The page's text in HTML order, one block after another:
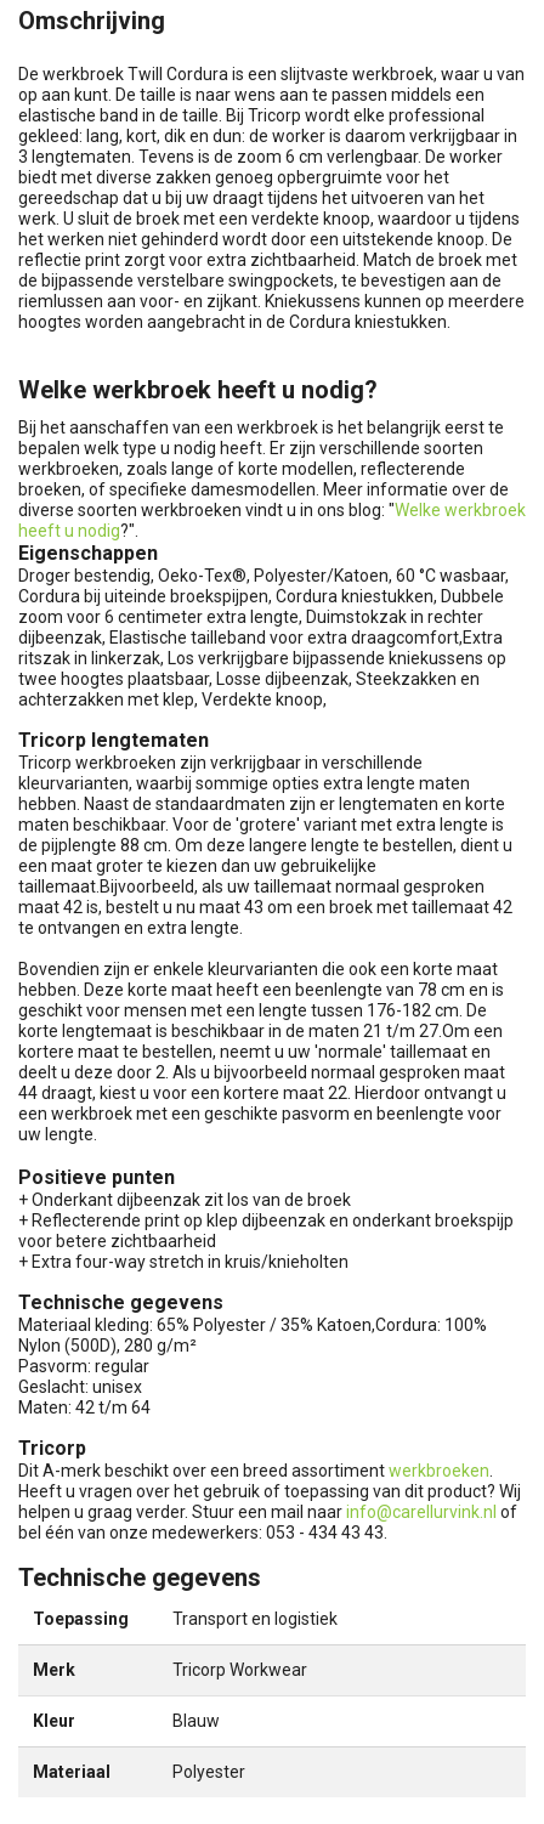
Omschrijving
De werkbroek Twill Cordura is een slijtvaste werkbroek, waar u van
op aan kunt. De taille is naar wens aan te passen middels een
elastische band in de taille. Bij Tricorp wordt elke professional
gekleed: lang, kort, dik en dun: de worker is daarom verkrijgbaar in
3 lengtematen. Tevens is de zoom 6 cm verlengbaar. De worker
biedt met diverse zakken genoeg opbergruimte voor het
gereedschap dat u bij uw draagt tijdens het uitvoeren van het
werk. U sluit de broek met een verdekte knoop, waardoor u tijdens
het werken niet gehinderd wordt door een uitstekende knoop. De
reflectie print zorgt voor extra zichtbaarheid. Match de broek met
de bijpassende verstelbare swingpockets, te bevestigen aan de
riemlussen aan voor- en zijkant. Kniekussens kunnen op meerdere
hoogtes worden aangebracht in de Cordura kniestukken.
Welke werkbroek heeft u nodig?
Bij het aanschaffen van een werkbroek is het belangrijk eerst te
bepalen welk type u nodig heeft. Er zijn verschillende soorten
werkbroeken, zoals lange of korte modellen, reflecterende
broeken, of specifieke damesmodellen. Meer informatie over de
diverse soorten werkbroeken vindt u in ons blog: "Welke werkbroek
heeft u nodig?".
Eigenschappen
Droger bestendig, Oeko-Tex®, Polyester/Katoen, 60 °C wasbaar,
Cordura bij uiteinde broekspijpen, Cordura kniestukken, Dubbele
zoom voor 6 centimeter extra lengte, Duimstokzak in rechter
dijbeenzak, Elastische tailleband voor extra draagcomfort,Extra
ritszak in linkerzak, Los verkrijgbare bijpassende kniekussens op
twee hoogtes plaatsbaar, Losse dijbeenzak, Steekzakken en
achterzakken met klep, Verdekte knoop,
Tricorp lengtematen
Tricorp werkbroeken zijn verkrijgbaar in verschillende
kleurvarianten, waarbij sommige opties extra lengte maten
hebben. Naast de standaardmaten zijn er lengtematen en korte
maten beschikbaar. Voor de 'grotere' variant met extra lengte is
de pijplengte 88 cm. Om deze langere lengte te bestellen, dient u
een maat groter te kiezen dan uw gebruikelijke
taillemaat.Bijvoorbeeld, als uw taillemaat normaal gesproken
maat 42 is, bestelt u nu maat 43 om een broek met taillemaat 42
te ontvangen en extra lengte.
Bovendien zijn er enkele kleurvarianten die ook een korte maat
hebben. Deze korte maat heeft een beenlengte van 78 cm en is
geschikt voor mensen met een lengte tussen 176-182 cm. De
korte lengtemaat is beschikbaar in de maten 21 t/m 27.Om een
kortere maat te bestellen, neemt u uw 'normale' taillemaat en
deelt u deze door 2. Als u bijvoorbeeld normaal gesproken maat
44 draagt, kiest u voor een kortere maat 22. Hierdoor ontvangt u
een werkbroek met een geschikte pasvorm en beenlengte voor
uw lengte.
Positieve punten
+ Onderkant dijbeenzak zit los van de broek
+ Reflecterende print op klep dijbeenzak en onderkant broekspijp
voor betere zichtbaarheid
+ Extra four-way stretch in kruis/knieholten
Technische gegevens
Materiaal kleding: 65% Polyester / 35% Katoen,Cordura: 100%
Nylon (500D), 280 g/m²
Pasvorm: regular
Geslacht: unisex
Maten: 42 t/m 64
Tricorp
Dit A-merk beschikt over een breed assortimentwerkbroeken
Heeft u vragen over het gebruik of toepassing van dit product? Wij
helpen u graag verder. Stuur een mail naarinfo@carellurvink.nl of
bel één van onze medewerkers: 053 - 434 43 43.
Technische gegevens
Toepassing Transport en logistiek
Merk Tricorp Workwear
Kleur Blauw
Materiaal Polyester